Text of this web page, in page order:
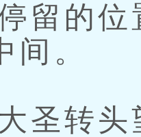
的位
间。
圣转头